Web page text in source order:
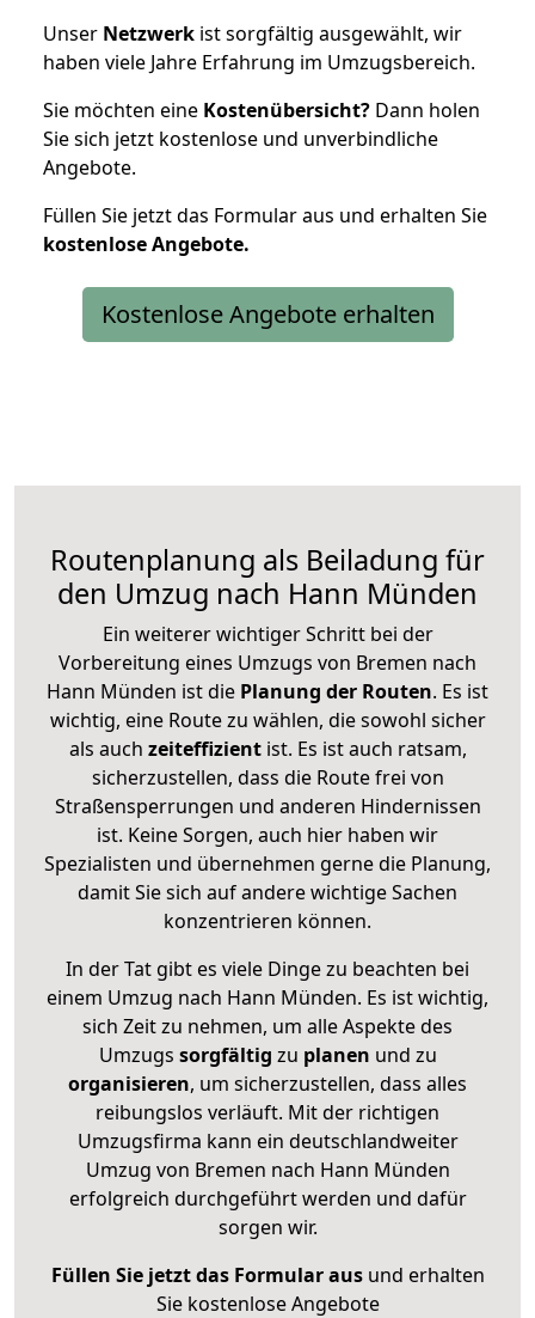
Unser Netzwerk ist sorgfältig ausgewählt, wir
haben viele Jahre Erfahrung im Umzugsbereich.
Sie möchten eine Kostenübersicht? Dann holen
Sie sich jetzt kostenlose und unverbindliche
Angebote.
Füllen Sie jetzt das Formular aus und erhalten Sie
kostenloseAngebote.
Kostenlose Angebote erhalten
Routenplanung als Beiladung für
den Umzug nach Hann Münden
Ein weiterer wichtiger Schritt bei der
Vorbereitung eines Umzugs von Bremen nach
Hann Münden ist die Planung der Routen. Es ist
wichtig, eine Route zu wählen, die sowohl sicher
als auch zeiteffizientist. Es ist auch ratsam,
sicherzustellen, dass die Route frei von
Straßensperrungen und anderen Hindernissen
ist. Keine Sorgen, auch hier haben wir
Spezialisten und übernehmen gerne die Planung,
damit Sie sich auf andere wichtige Sachen
konzentrieren können.
In der Tat gibt es viele Dinge zu beachten bei
einem Umzug nach Hann Münden. Es ist wichtig,
sich Zeit zu nehmen, um alle Aspekte des
Umzugs sorgfältig zu planen und zu
organisieren, um sicherzustellen, dass alles
reibungslos verläuft. Mit der richtigen
Umzugsfirma kann ein deutschlandweiter
Umzug von Bremen nach Hann Münden
erfolgreich durchgeführt werden und dafür
sorgen wir.
Füllen Sie jetzt das Formular ausund erhalten
Sie kostenlose Angebote